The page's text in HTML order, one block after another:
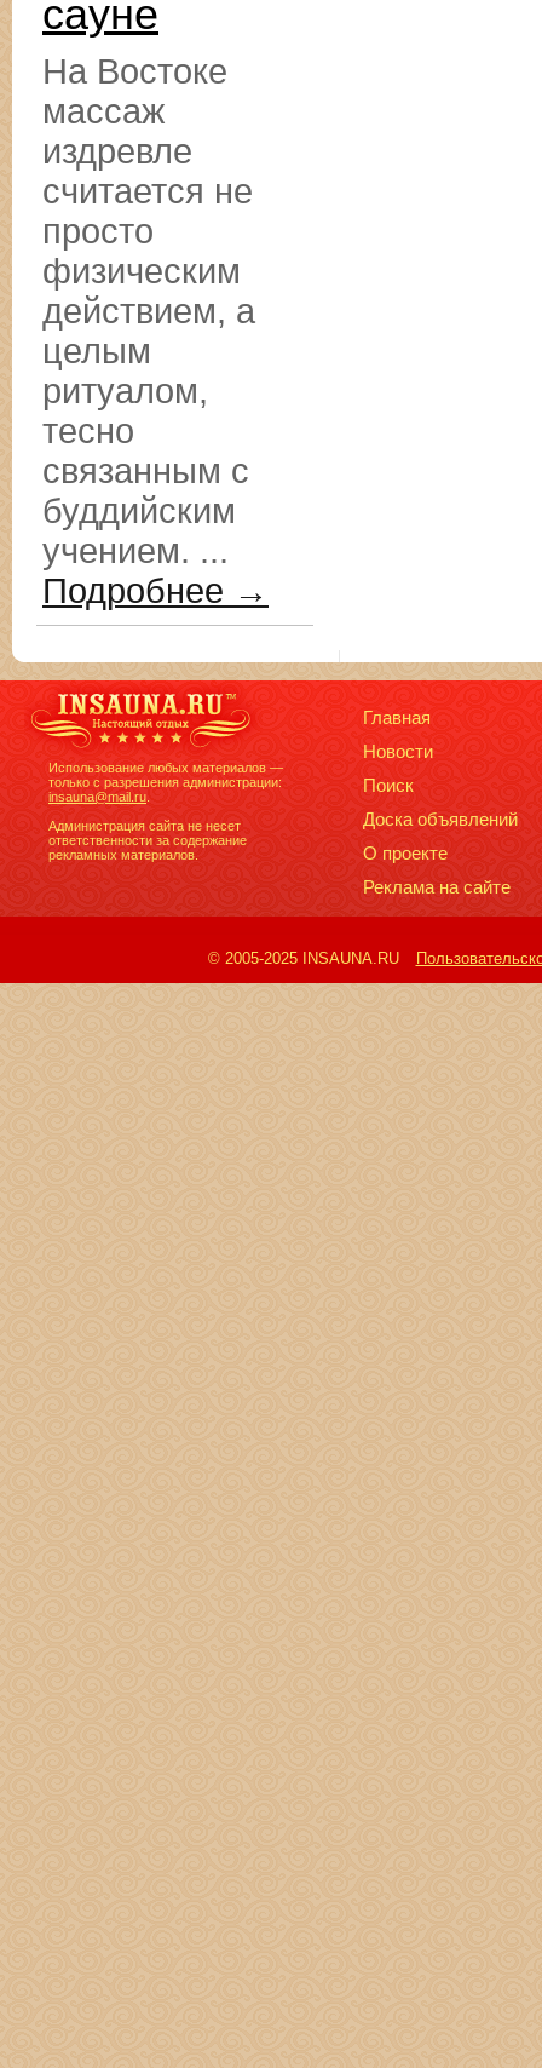
сауне
На Востоке
массаж
издревле
считается не
просто
физическим
действием, а
целым
ритуалом,
тесно
связанным с
буддийским
учением. ...
Подробнее →
Использование любых материалов —
только с разрешения администрации:
insauna@mail.ru
Администрация сайта не несет
ответственности за содержание
рекламных материалов.
Главная
Новости
Поиск
Доска объявлений
О проекте
Реклама на сайте
© 2005-2025 INSAUNA.RU